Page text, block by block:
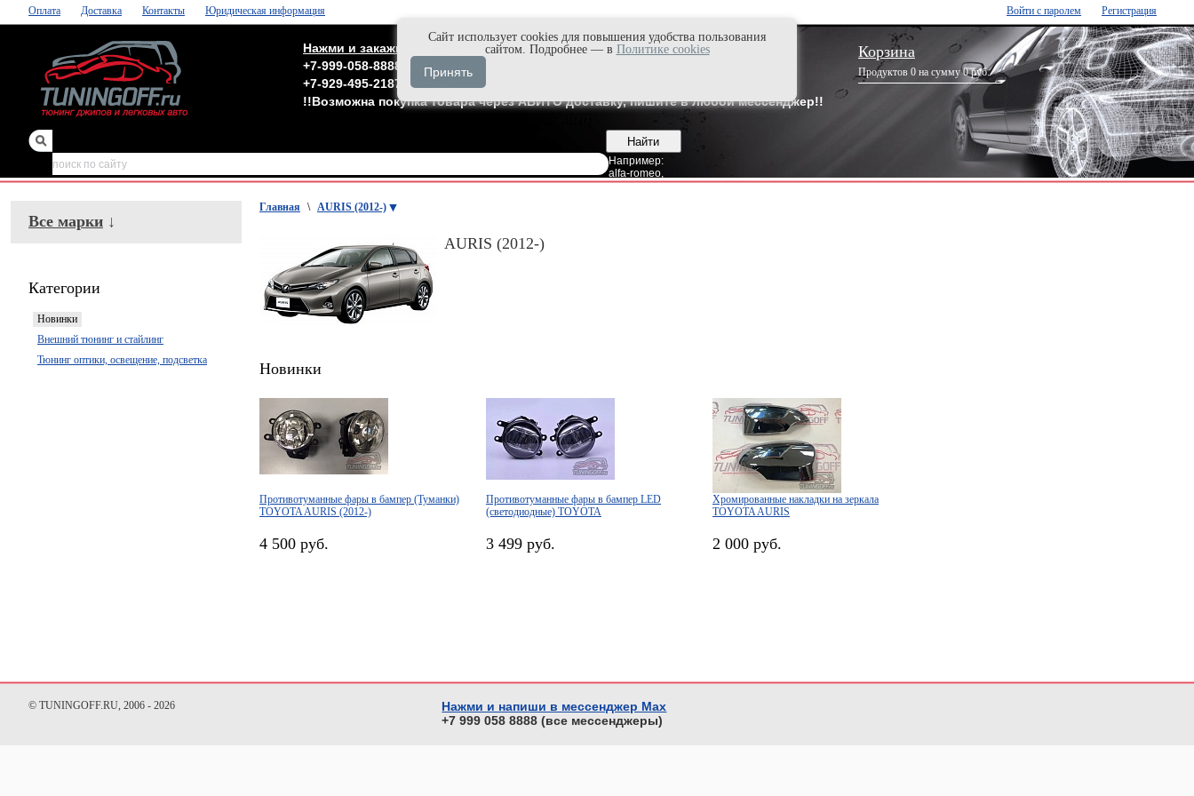
Войти с паролем Регистрация
Оплата Доставка Контакты Юридическая информация
Корзина
Продуктов 0 на сумму 0 руб.
Нажми и закажи быстро в Max'е
+7-999-058-8888
Владивосток
+7-929-495-2187
Москва
!!Возможна покупка товара через АВИТО доставку, пишите в любой мессенджер!!
Например:
alfa-romeo,
зеркала,обвесы
Все марки ↓
Категории
Новинки
Внешний тюнинг и стайлинг
Тюнинг оптики, освещение, подсветка
Главная \ AURIS (2012-)
AURIS (2012-)
Новинки
Противотуманные фары в бампер (Туманки)
TOYOTA AURIS (2012-)
4 500 руб.
Противотуманные фары в бампер LED
(светодиодные) TOYOTA
3 499 руб.
Хромированные накладки на зеркала
TOYOTA AURIS
2 000 руб.
© TUNINGOFF.RU, 2006 - 2026
Нажми и напиши в мессенджер Max
+7 999 058 8888 (все мессенджеры)
Cайт использует cookies для повышения удобства пользования
сайтом. Подробнее — в Политике cookies
Принять